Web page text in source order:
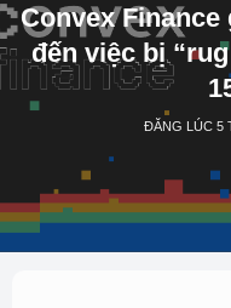
Convex
đến việc bị
ĐĂNG LÚC 5